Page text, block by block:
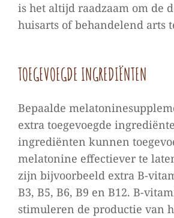
is het altijd raadzaam om de
huisarts of behandelend arts
TOEGEVOEGDE INGREDIËNTEN
Bepaalde
extra toegevoegde
ingrediënten kunnen
melatonine effectiever te
zijn bijvoorbeeld extra B-
B3, B5, B6, B9 en B12. B-
stimuleren de productie van